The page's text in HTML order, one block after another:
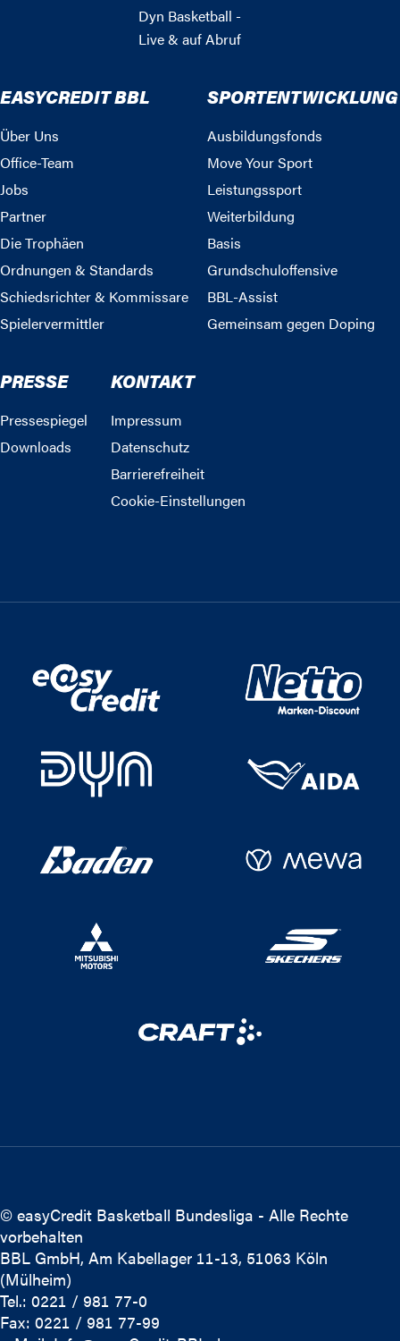
Dyn Basketball -
Live & auf Abruf
EASYCREDIT BBL
Über Uns
Office-Team
Jobs
Partner
Die Trophäen
Ordnungen & Standards
Schiedsrichter & Kommissare
Spielervermittler
SPORTENTWICKLUNG
Ausbildungsfonds
Move Your Sport
Leistungssport
Weiterbildung
Basis
Grundschuloffensive
BBL-Assist
Gemeinsam gegen Doping
PRESSE
Pressespiegel
Downloads
KONTAKT
Impressum
Datenschutz
Barrierefreiheit
Cookie-Einstellungen
© easyCredit Basketball Bundesliga - Alle Rechte
vorbehalten
BBL GmbH, Am Kabellager 11-13, 51063 Köln
(Mülheim)
Tel.: 0221 / 981 77-0
Fax: 0221 / 981 77-99